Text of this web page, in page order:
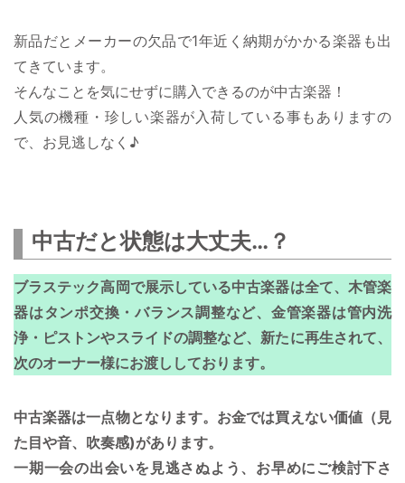
新品だとメーカーの欠品で1年近く納期がかかる楽器も出
てきています。
そんなことを気にせずに購入できるのが中古楽器！
人気の機種・珍しい楽器が入荷している事もありますの
で、お見逃しなく♪
中古だと状態は大丈夫…？
ブラステック高岡で展示している中古楽器は全て、木管楽
器はタンポ交換・バランス調整など、金管楽器は管内洗
浄・ピストンやスライドの調整など、新たに再生されて、
次のオーナー様にお渡ししております。
中古楽器は一点物となります。お金では買えない価値（見
た目や音、吹奏感)があります。
一期一会の出会いを見逃さぬよう、お早めにご検討下さ